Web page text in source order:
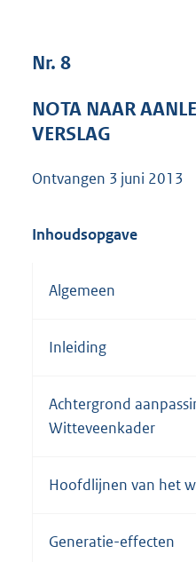
Nr. 8
NOTA NAAR
VERSLAG
Ontvangen 3 juni 2013
Inhoudsopgave
Algemeen
Inleiding
Achtergrond
Witteveenkader
Hoofdlijnen van het
Generatie-effecten